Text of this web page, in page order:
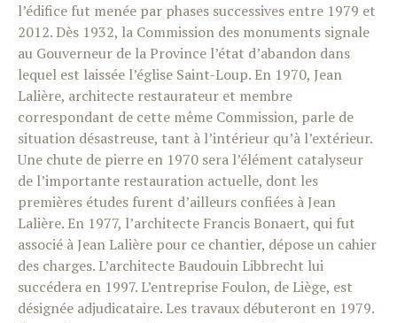
l’édifice fut menée par phases successives entre 1979 et
2012. Dès 1932, la Commission des monuments signale
au Gouverneur de la Province l’état d’abandon dans
lequel est laissée l’église Saint-Loup. En 1970, Jean
Lalière, architecte restaurateur et membre
correspondant de cette même Commission, parle de
situation désastreuse, tant à l’intérieur qu’à l’extérieur.
Une chute de pierre en 1970 sera l’élément catalyseur
de l’importante restauration actuelle, dont les
premières études furent d’ailleurs confiées à Jean
Lalière. En 1977, l’architecte Francis Bonaert, qui fut
associé à Jean Lalière pour ce chantier, dépose un cahier
des charges. L’architecte Baudouin Libbrecht lui
succédera en 1997. L’entreprise Foulon, de Liège, est
désignée adjudicataire. Les travaux débuteront en 1979.